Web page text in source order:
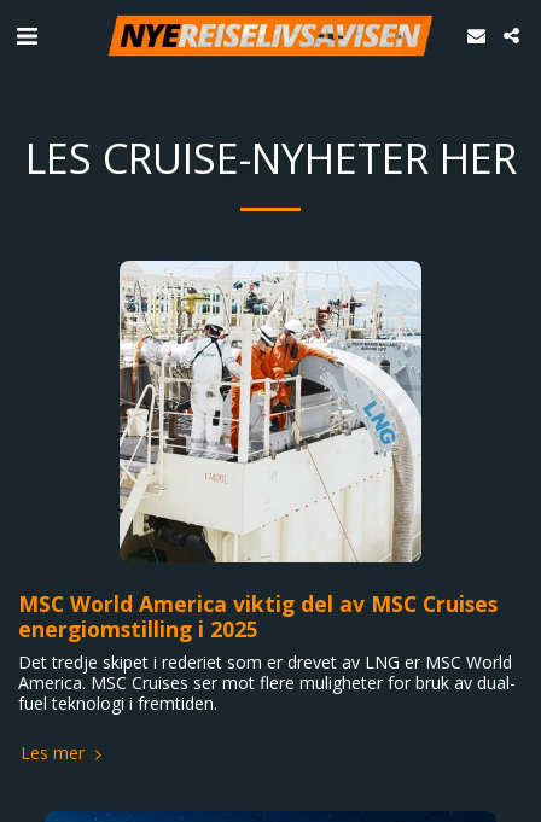
LES CRUISE-NYHETER HER
MSC World America viktig del av MSC Cruises
energiomstilling i 2025
Det tredje skipet i rederiet som er drevet av LNG er MSC World
America. MSC Cruises ser mot flere muligheter for bruk av dual-
fuel teknologi i fremtiden.
Les mer